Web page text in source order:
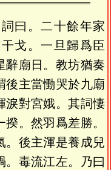
曰。二十餘年家
戈。一旦歸爲臣
辭廟日。教坊猶奏
後主當慟哭於九廟
淚對宮娥。其詞悽
。然羽爲差勝。
。後主渾是養成兒
。毒流江左。乃曰